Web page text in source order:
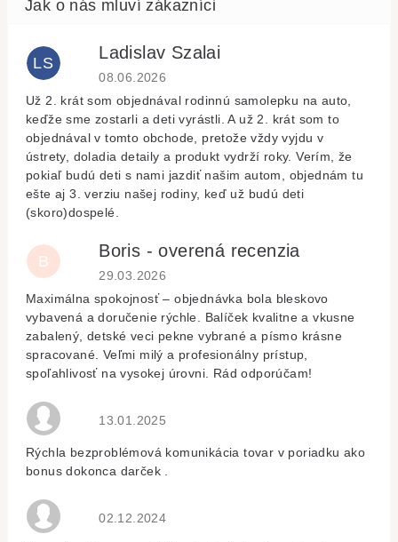
LS
Ladislav Szalai
Hodnocení obchodu je 5 z 5 hvězdiček.
08.06.2026
Už 2. krát som objednával rodinnú samolepku na auto,
keďže sme zostarli a deti vyrástli. A už 2. krát som to
objednával v tomto obchode, pretože vždy vyjdu v
ústrety, doladia detaily a produkt vydrží roky. Verím, že
pokiaľ budú deti s nami jazdiť našim autom, objednám tu
ešte aj 3. verziu našej rodiny, keď už budú deti
(skoro)dospelé.
B
Boris - overená recenzia
Hodnocení obchodu je 5 z 5 hvězdiček.
29.03.2026
Maximálna spokojnosť – objednávka bola bleskovo
vybavená a doručenie rýchle. Balíček kvalitne a vkusne
zabalený, detské veci pekne vybrané a písmo krásne
spracované. Veľmi milý a profesionálny prístup,
spoľahlivosť na vysokej úrovni. Rád odporúčam!
Hodnocení obchodu je 5 z 5 hvězdiček.
13.01.2025
Rýchla bezproblémová komunikácia tovar v poriadku ako
bonus dokonca darček .
Hodnocení obchodu je 5 z 5 hvězdiček.
02.12.2024